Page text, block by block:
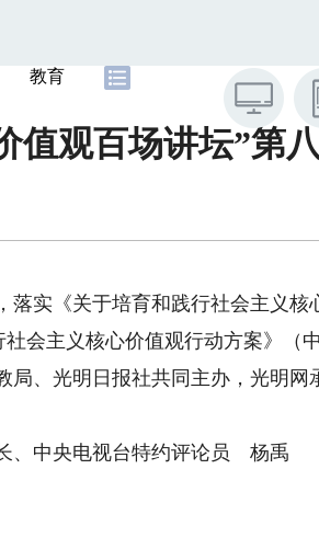
教育
值观百场讲坛”第
实《关于培育和践行社会主义核
社会主义核心价值观行动方案》（
、光明日报社共同主办，光明网
、中央电视台特约评论员 杨禹